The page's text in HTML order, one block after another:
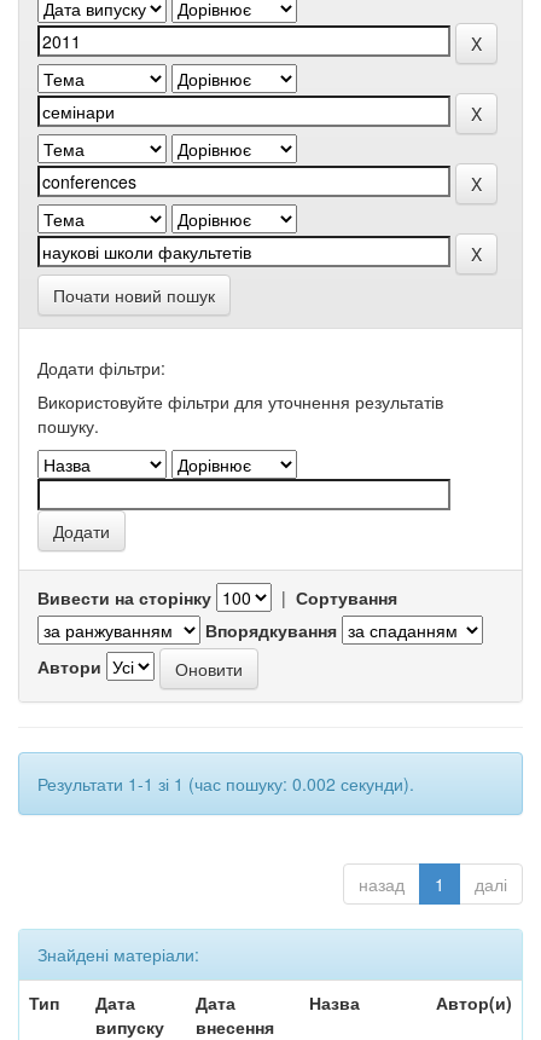
Почати новий пошук
Додати фільтри:
Використовуйте фільтри для уточнення результатів
пошуку.
Вивести на сторінку | Сортування
Впорядкування
Автори
Результати 1-1 зі 1 (час пошуку: 0.002 секунди).
назад 1 далі
Знайдені матеріали:
Тип
Дата
випуску
Дата
внесення
Назва Автор(и)